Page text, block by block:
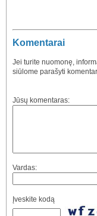
Komentarai
Jei turite nuomonę,
siūlome parašyti
Jūsų komentaras:
Vardas:
Įveskite kodą